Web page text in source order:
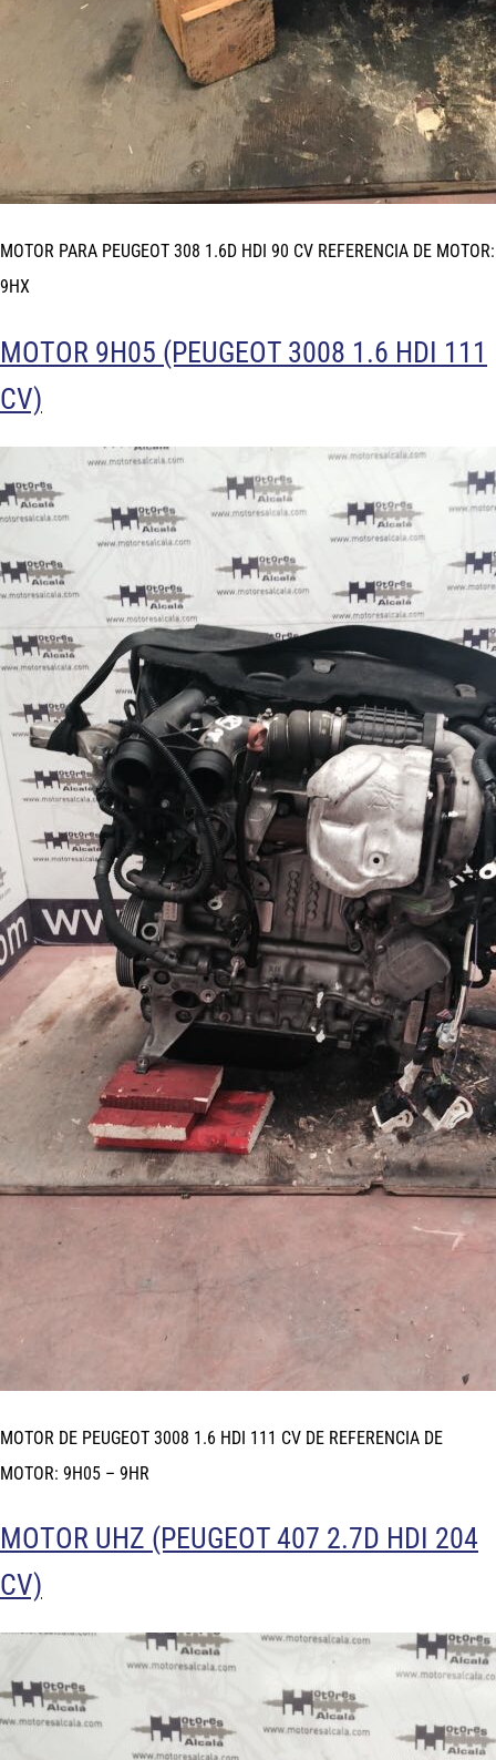
MOTOR PARA PEUGEOT 308 1.6D HDI 90 CV REFERENCIA DE MOTOR:
9HX
MOTOR 9H05 (PEUGEOT 3008 1.6 HDI 111
CV)
MOTOR DE PEUGEOT 3008 1.6 HDI 111 CV DE REFERENCIA DE
MOTOR: 9H05 – 9HR
MOTOR UHZ (PEUGEOT 407 2.7D HDI 204
CV)